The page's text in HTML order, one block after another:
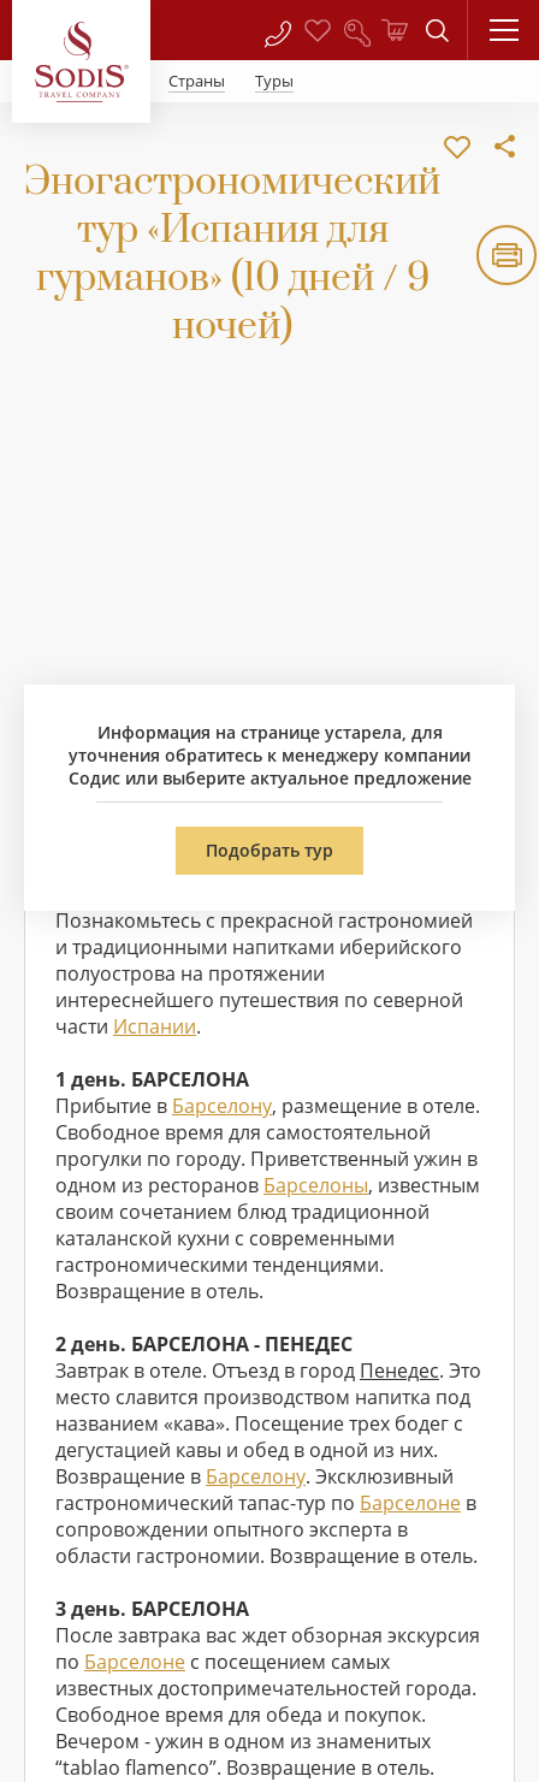
Страны Туры
Эногастрономический
тур «Испания для
гурманов» (10 дней / 9
ночей)
Информация на странице устарела, для
уточнения обратитесь к менеджеру компании
Содис или выберите актуальное предложение
Подобрать тур
: Барселона - Пенедес - Ла Риоха
- Сан-Себастьян - Ондаррибия - Бильбао
Познакомьтесь с прекрасной гастрономией
и традиционными напитками иберийского
полуострова на протяжении
интереснейшего путешествия по северной
части Испании.
1 день. БАРСЕЛОНА
Прибытие в Барселону, размещение в отеле.
Свободное время для самостоятельной
прогулки по городу. Приветственный ужин в
одном из ресторанов Барселоны, известным
своим сочетанием блюд традиционной
каталанской кухни с современными
гастрономическими тенденциями.
Возвращение в отель.
2 день. БАРСЕЛОНА - ПЕНЕДЕС
Завтрак в отеле. Отъезд в город Пенедес. Это
место славится производством напитка под
названием «кава». Посещение трех бодег с
дегустацией кавы и обед в одной из них.
Возвращение в Барселону. Эксклюзивный
гастрономический тапас-тур по Барселоне в
сопровождении опытного эксперта в
области гастрономии. Возвращение в отель.
3 день. БАРСЕЛОНА
После завтрака вас ждет обзорная экскурсия
по Барселоне с посещением самых
известных достопримечательностей города.
Свободное время для обеда и покупок.
Вечером - ужин в одном из знаменитых
“tablao flamenco”. Возвращение в отель.